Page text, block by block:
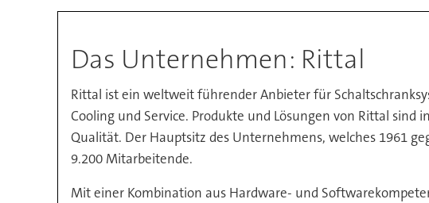
Das Unternehmen: Rittal
Rittal ist ein weltweit führender Anbieter für
Cooling und Service. Produkte und Lösungen von Rittal
Qualität. Der Hauptsitz des Unternehmens, welches 1961
9.200 Mitarbeitende.
Mit einer Kombination aus Hardware- und